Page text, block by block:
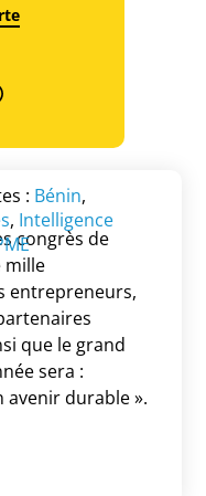
congrès de
mille
entrepreneurs,
que le grand
sera :
avenir durable ».
: Bénin,
, Intelligence